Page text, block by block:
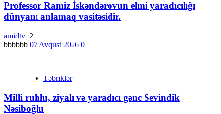
Professor Ramiz İskəndərovun elmi yaradıcılığı
dünyanı anlamaq vasitəsidir.
amidtv 2
bbbbbb 07 Avqust 2026 0
Təbriklər
Milli ruhlu, ziyalı və yaradıcı gənc Sevindik
Nəsiboğlu